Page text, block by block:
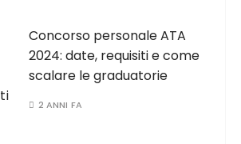
Concorso personale ATA
2024: date, requisiti e come
scalare le graduatorie
2 ANNI FA